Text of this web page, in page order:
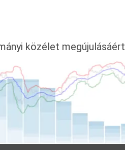
közélet megújulásáért